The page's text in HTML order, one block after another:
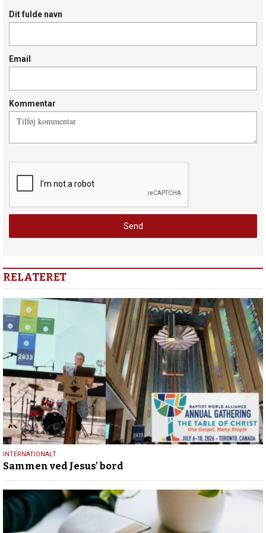
Dit fulde navn
Email
Kommentar
RELATERET
17.
juli
2026
INTERNATIONALT
Sammen ved Jesus’ bord